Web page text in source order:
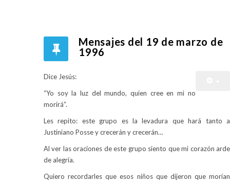
Mensajes del 19 de marzo de
1996
Dice Jesús:
“Yo soy la luz del mundo, quien cree en mi no
morirá”.
Les repito: este grupo es la levadura que hará tanto a
Justiniano Posse y crecerán y crecerán…
Al ver las oraciones de este grupo siento que mi corazón arde
de alegría.
Quiero recordarles que esos niños que dijeron que morían